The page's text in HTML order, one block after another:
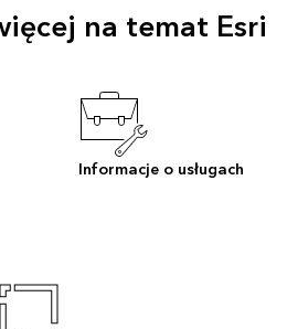
na temat Esri
Informacje o usługach